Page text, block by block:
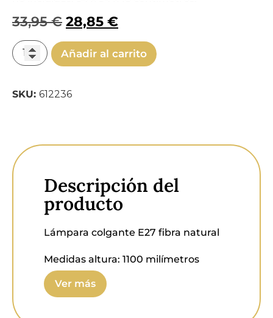
33,95€ 28,85 €
Añadir al carrito
SKU: 612236
Descripción del
producto
Lámpara colgante E27 fibra natural
Medidas altura: 1100 milímetros
regulables.
Medidas:54 x 54 x 18
Ver más